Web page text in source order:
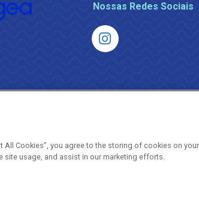
Nossas Redes Sociais
All Cookies”, you agree to the storing of cookies on
site usage, and assist in our marketing efforts.